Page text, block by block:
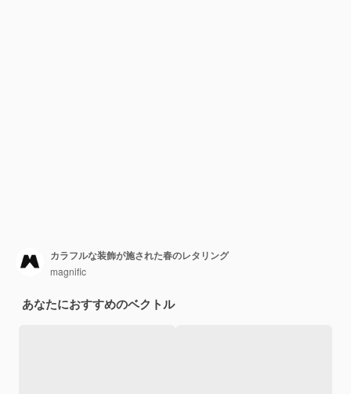
カラフルな装飾が施された春のレタリング
magnific
あなたにおすすめのベクトル